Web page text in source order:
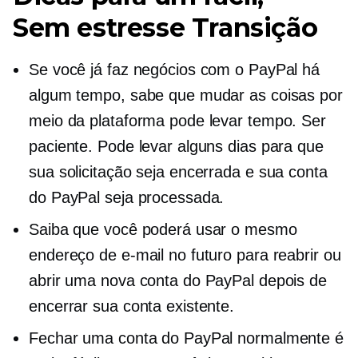
Sem estresse Transição
Se você já faz negócios com o PayPal há
algum tempo, sabe que mudar as coisas por
meio da plataforma pode levar tempo. Ser
paciente. Pode levar alguns dias para que
sua solicitação seja encerrada e sua conta
do PayPal seja processada.
Saiba que você poderá usar o mesmo
endereço de e-mail no futuro para reabrir ou
abrir uma nova conta do PayPal depois de
encerrar sua conta existente.
Fechar uma conta do PayPal normalmente é